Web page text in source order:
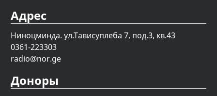
Адрес
Ниноцминда. ул.Тависуплеба 7, под.3, кв.43
0361-223303
radio@nor.ge
Доноры